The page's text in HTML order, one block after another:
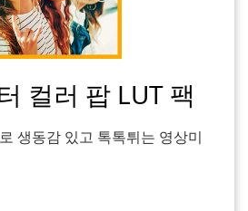
컬러 팝 LUT 팩
생동감 있고 톡톡튀는 영상미